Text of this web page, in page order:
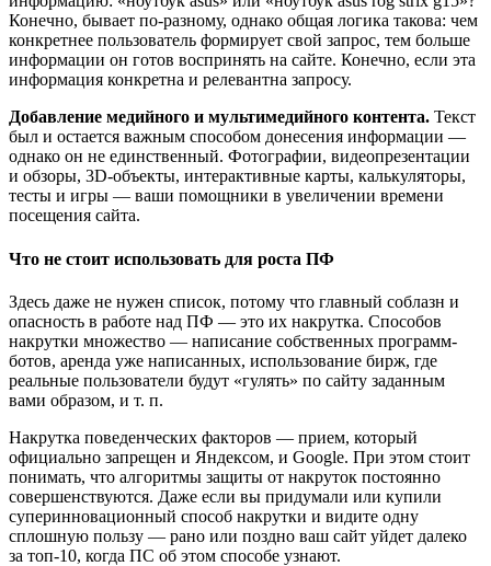
Конечно, бывает по-разному, однако общая логика такова: чем
конкретнее пользователь формирует свой запрос, тем больше
информации он готов воспринять на сайте. Конечно, если эта
информация конкретна и релевантна запросу.
Добавление медийного и мультимедийного контента. Текст
был и остается важным способом донесения информации —
однако он не единственный. Фотографии, видеопрезентации
и обзоры, 3D-объекты, интерактивные карты, калькуляторы,
тесты и игры — ваши помощники в увеличении времени
посещения сайта.
Что не стоит использовать для роста ПФ
Здесь даже не нужен список, потому что главный соблазн и
опасность в работе над ПФ — это их накрутка. Способов
накрутки множество — написание собственных программ-
ботов, аренда уже написанных, использование бирж, где
реальные пользователи будут «гулять» по сайту заданным
вами образом, и т. п.
Накрутка поведенческих факторов — прием, который
официально запрещен и Яндексом, и Google. При этом стоит
понимать, что алгоритмы защиты от накруток постоянно
совершенствуются. Даже если вы придумали или купили
суперинновационный способ накрутки и видите одну
сплошную пользу — рано или поздно ваш сайт уйдет далеко
за топ-10, когда ПС об этом способе узнают.